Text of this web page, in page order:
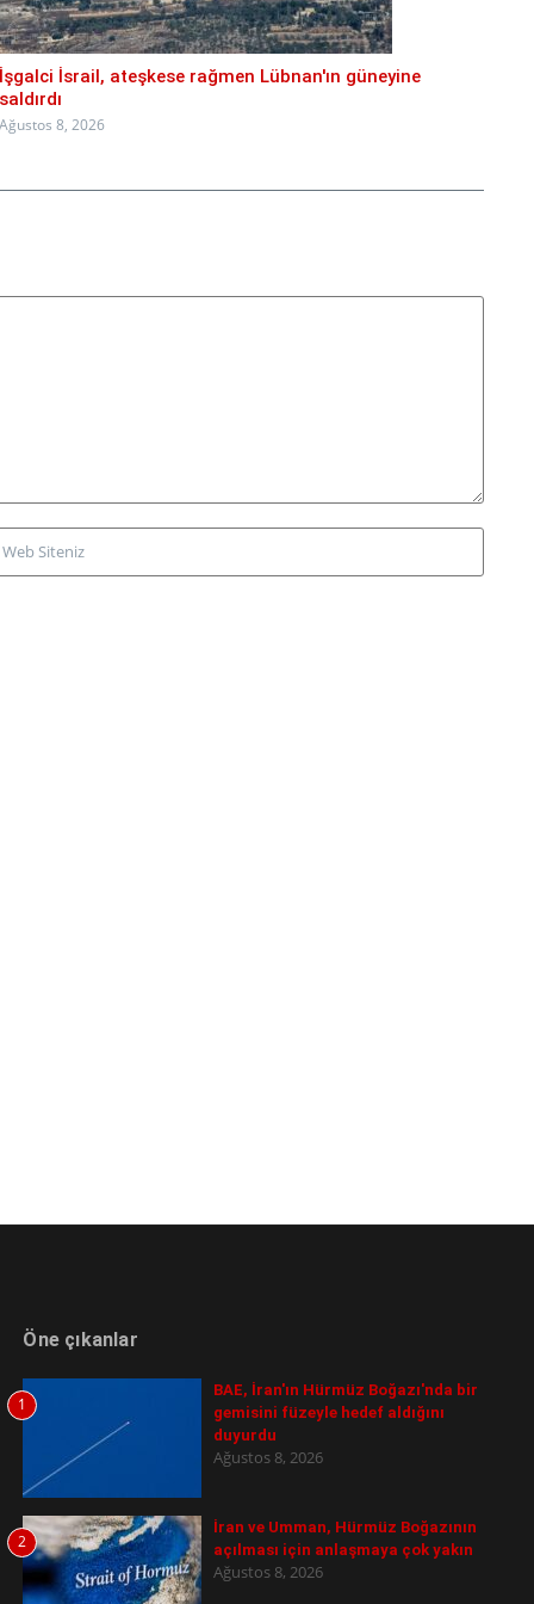
İşgalci İsrail, ateşkese rağmen Lübnan'ın güneyine
saldırdı
Ağustos 8, 2026
Öne çıkanlar
1
BAE, İran'ın Hürmüz Boğazı'nda bir
gemisini füzeyle hedef aldığını
duyurdu
Ağustos 8, 2026
2
İran ve Umman, Hürmüz Boğazının
açılması için anlaşmaya çok yakın
Ağustos 8, 2026